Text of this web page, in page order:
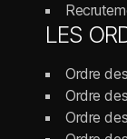
LES
Ordre
Ordre
Ordre